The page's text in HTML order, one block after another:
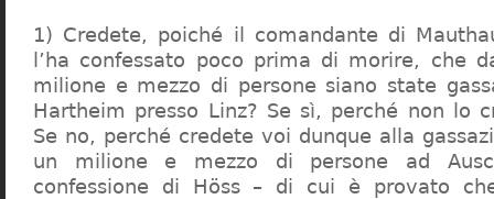
1) Credete, poiché il comandante di
l’ha confessato poco prima di morire, che
milione e mezzo di persone siano state
Hartheim presso Linz? Se sì, perché non lo
Se no, perché credete voi dunque alla
un milione e mezzo di persone ad
confessione di Höss – di cui è provato